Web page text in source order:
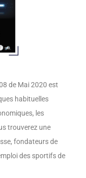
de Mai 2020 est
habituelles
les
trouverez une
fondateurs de
des sportifs de